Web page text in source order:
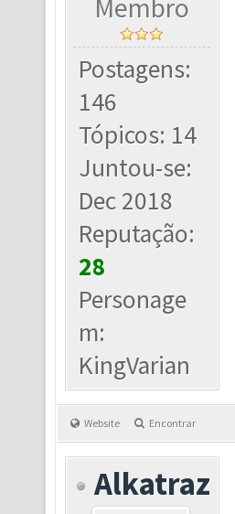
Membro
Postagens:
146
Tópicos: 14
Juntou-se:
Dec 2018
Reputação:
28
Personage
m:
KingVarian
Website Encontrar
Alkatraz